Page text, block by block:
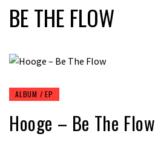
BE THE FLOW
ALBUM / EP
Hooge – Be The Flow